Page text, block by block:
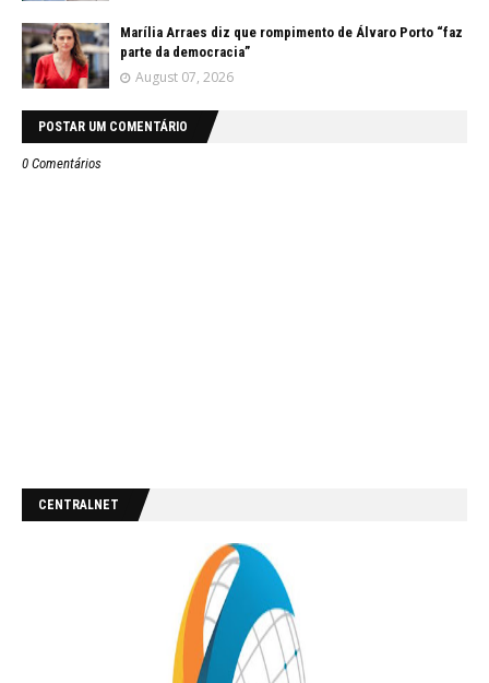
Marília Arraes diz que rompimento de Álvaro Porto “faz
parte da democracia”
August 07, 2026
POSTAR UM COMENTÁRIO
0 Comentários
CENTRALNET